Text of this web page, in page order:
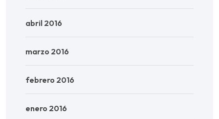
abril 2016
marzo 2016
febrero 2016
enero 2016